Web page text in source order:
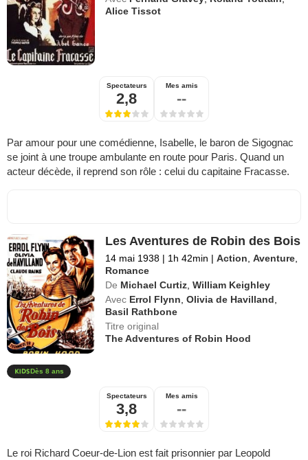
Alice Tissot
Spectateurs
2,8
Mes amis
--
Par amour pour une comédienne, Isabelle, le baron de Sigognac
se joint à une troupe ambulante en route pour Paris. Quand un
acteur décède, il reprend son rôle : celui du capitaine Fracasse.
Les Aventures de Robin des Bois
14 mai 1938 | 1h 42min | Action ,Aventure
Romance
De Michael Curtiz ,William Keighley
Avec Errol Flynn ,Olivia de Havilland
Basil Rathbone
Titre original
The Adventures of Robin Hood
Dès 8 ans
Spectateurs
3,8
Mes amis
--
Le roi Richard Coeur-de-Lion est fait prisonnier par Leopold